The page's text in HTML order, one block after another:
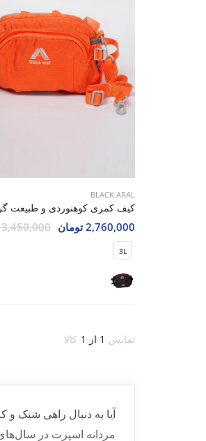
BLACK ARAL
2,760,000 تومان 3,450,000 تومان
3L
نمایش 1 از 1 کالا
آیا به دنبال راهی شیک و
مردانه اسپرت در